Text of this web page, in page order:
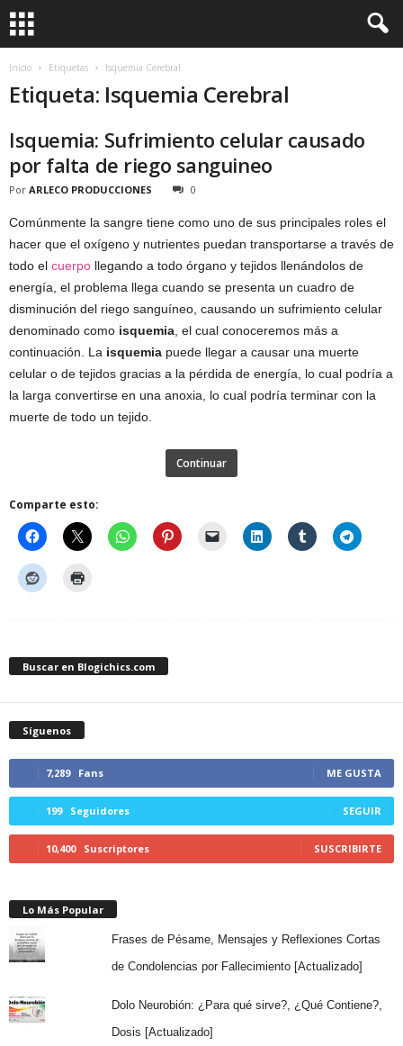
Inicio Etiquetas Isquemia Cerebral
Etiqueta: Isquemia Cerebral
Isquemia: Sufrimiento celular causado
por falta de riego sanguineo
Por ARLECO PRODUCCIONES 0
Comúnmente la sangre tiene como uno de sus principales roles el
hacer que el oxígeno y nutrientes puedan transportarse a través de
todo el cuerpo llegando a todo órgano y tejidos llenándolos de
energía, el problema llega cuando se presenta un cuadro de
disminución del riego sanguíneo, causando un sufrimiento celular
denominado como isquemia , el cual conoceremos más a
continuación. La isquemia puede llegar a causar una muerte
celular o de tejidos gracias a la pérdida de energía, lo cual podría a
la larga convertirse en una anoxia, lo cual podría terminar con la
muerte de todo un tejido.
Continuar
Comparte esto:
Buscar en Blogichics.com
Síguenos
7,289 Fans ME GUSTA
199 Seguidores SEGUIR
10,400 Suscriptores SUSCRIBIRTE
Lo Más Popular
Frases de Pésame, Mensajes y Reflexiones Cortas
de Condolencias por Fallecimiento [Actualizado]
Dolo Neurobión: ¿Para qué sirve?, ¿Qué Contiene?,
Dosis [Actualizado]